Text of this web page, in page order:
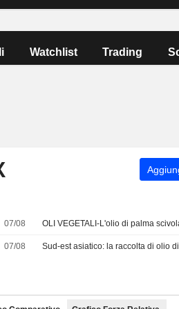
Watchlist Trading
07/08
07/08